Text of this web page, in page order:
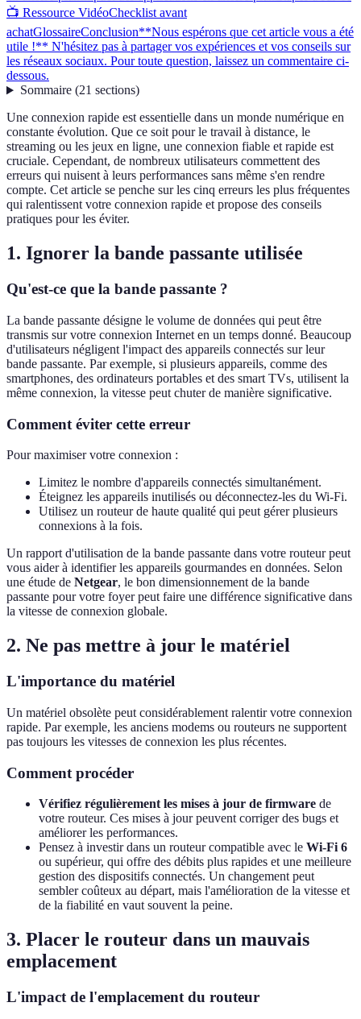
📺 Ressource VidéoChecklist avant
achatGlossaireConclusion**Nous espérons que cet article vous a été
utile !** N'hésitez pas à partager vos expériences et vos conseils sur
les réseaux sociaux. Pour toute question, laissez un commentaire ci-
dessous.
Sommaire(21 sections)
Une connexion rapide est essentielle dans un monde numérique en
constante évolution. Que ce soit pour le travail à distance, le
streaming ou les jeux en ligne, une connexion fiable et rapide est
cruciale. Cependant, de nombreux utilisateurs commettent des
erreurs qui nuisent à leurs performances sans même s'en rendre
compte. Cet article se penche sur les cinq erreurs les plus fréquentes
qui ralentissent votre connexion rapide et propose des conseils
pratiques pour les éviter.
1. Ignorer la bande passante utilisée
Qu'est-ce que la bande passante ?
La bande passante désigne le volume de données qui peut être
transmis sur votre connexion Internet en un temps donné. Beaucoup
d'utilisateurs négligent l'impact des appareils connectés sur leur
bande passante. Par exemple, si plusieurs appareils, comme des
smartphones, des ordinateurs portables et des smart TVs, utilisent la
même connexion, la vitesse peut chuter de manière significative.
Comment éviter cette erreur
Pour maximiser votre connexion :
Limitez le nombre d'appareils connectés simultanément.
Éteignez les appareils inutilisés ou déconnectez-les du Wi-Fi.
Utilisez un routeur de haute qualité qui peut gérer plusieurs
connexions à la fois.
Un rapport d'utilisation de la bande passante dans votre routeur peut
vous aider à identifier les appareils gourmandes en données. Selon
une étude de Netgear, le bon dimensionnement de la bande
passante pour votre foyer peut faire une différence significative dans
la vitesse de connexion globale.
2. Ne pas mettre à jour le matériel
L'importance du matériel
Un matériel obsolète peut considérablement ralentir votre connexion
rapide. Par exemple, les anciens modems ou routeurs ne supportent
pas toujours les vitesses de connexion les plus récentes.
Comment procéder
Vérifiez régulièrement les mises à jour de firmware de
votre routeur. Ces mises à jour peuvent corriger des bugs et
améliorer les performances.
Pensez à investir dans un routeur compatible avec le Wi-Fi 6
ou supérieur, qui offre des débits plus rapides et une meilleure
gestion des dispositifs connectés. Un changement peut
sembler coûteux au départ, mais l'amélioration de la vitesse et
de la fiabilité en vaut souvent la peine.
3. Placer le routeur dans un mauvais
emplacement
L'impact de l'emplacement du routeur